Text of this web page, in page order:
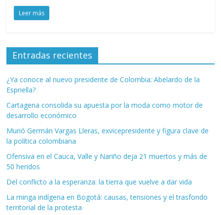
Leer más
Entradas recientes
¿Ya conoce al nuevo presidente de Colombia: Abelardo de la
Espriella?
Cartagena consolida su apuesta por la moda como motor de
desarrollo económico
Murió Germán Vargas Lleras, exvicepresidente y figura clave de
la política colombiana
Ofensiva en el Cauca, Valle y Nariño deja 21 muertos y más de
50 heridos
Del conflicto a la esperanza: la tierra que vuelve a dar vida
La minga indígena en Bogotá: causas, tensiones y el trasfondo
territorial de la protesta